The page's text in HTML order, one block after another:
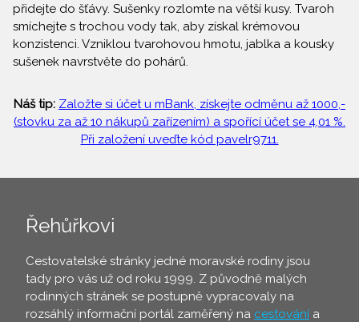
přidejte do šťávy. Sušenky rozlomte na větší kusy. Tvaroh
smíchejte s trochou vody tak, aby získal krémovou
konzistenci. Vzniklou tvarohovou hmotu, jablka a kousky
sušenek navrstvěte do pohárů.
Náš tip: Založte si účet u mBank, získejte odměnu až 1000,-
(stovku za až 10 nákupů zařízením) a spořící účet se 4,01 %.
Při založení uveďte kód pavelr9711.
Řehůřkovi
Cestovatelské stránky jedné moravské rodiny jsou
tady pro vás už od roku 1999. Z původně malých
rodinných stránek se postupně vypracovaly na
rozsáhlý informační portál zaměřený na cestování a